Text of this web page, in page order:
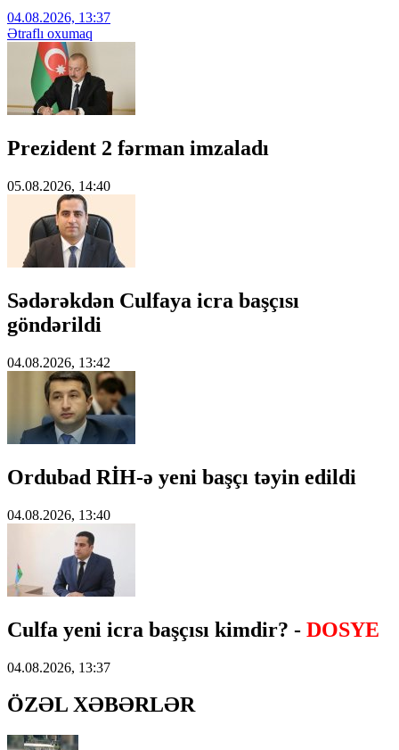
04.08.2026, 13:37
Ətraflı oxumaq
Prezident 2 fərman imzaladı
05.08.2026, 14:40
Sədərəkdən Culfaya icra başçısı
göndərildi
04.08.2026, 13:42
Ordubad RİH-ə yeni başçı təyin edildi
04.08.2026, 13:40
Culfa yeni icra başçısı kimdir? - DOSYE
04.08.2026, 13:37
ÖZƏL XƏBƏRLƏR